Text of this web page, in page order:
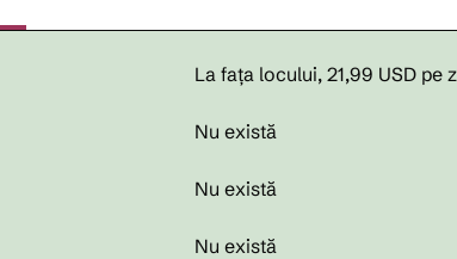
La fața locului, 21,99 USD pe
Nu există
Nu există
Nu există